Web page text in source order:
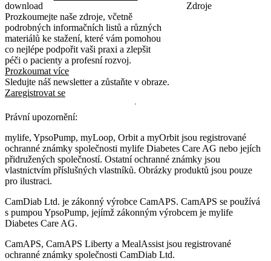
download
Zdroje
Prozkoumejte naše zdroje, včetně
podrobných informačních listů a různých
materiálů ke stažení, které vám pomohou
co nejlépe podpořit vaši praxi a zlepšit
péči o pacienty a profesní rozvoj.
Prozkoumat více
Sledujte náš newsletter a zůstaňte v obraze.
Zaregistrovat se
Právní upozornění:
mylife, YpsoPump, myLoop, Orbit a myOrbit jsou registrované
ochranné známky společnosti mylife Diabetes Care AG nebo jejích
přidružených společností. Ostatní ochranné známky jsou
vlastnictvím příslušných vlastníků. Obrázky produktů jsou pouze
pro ilustraci.
CamDiab Ltd. je zákonný výrobce CamAPS. CamAPS se používá
s pumpou YpsoPump, jejímž zákonným výrobcem je mylife
Diabetes Care AG.
CamAPS, CamAPS Liberty a MealAssist jsou registrované
ochranné známky společnosti CamDiab Ltd.